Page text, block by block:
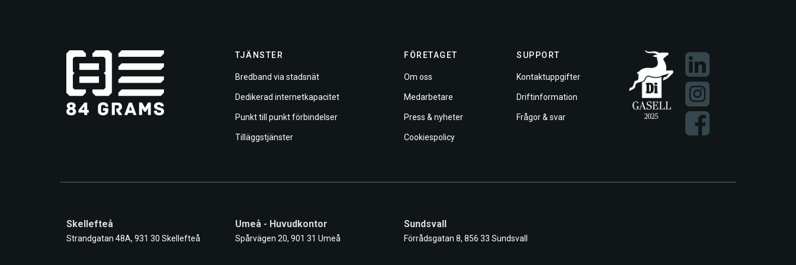
TJÄNSTER
Bredband via stadsnät
Dedikerad internetkapacitet
Punkt till punkt förbindelser
Tilläggstjänster
FÖRETAGET
Om oss
Medarbetare
Press & nyheter
Cookiespolicy
SUPPORT
Kontaktuppgifter
Driftinformation
Frågor & svar
Skellefteå
Strandgatan 48A, 931 30 Skellefteå
Umeå - Huvudkontor
Spårvägen 20, 901 31 Umeå
Sundsvall
Förrådsgatan 8, 856 33 Sundsvall